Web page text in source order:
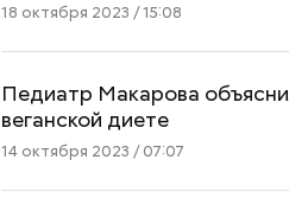
18 октября 2023 / 15:08
Педиатр Макарова
веганской диете
14 октября 2023 / 07:07